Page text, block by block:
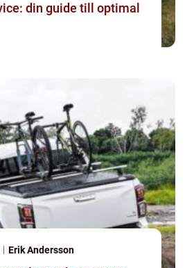
din guide till optimal
Erik Andersson